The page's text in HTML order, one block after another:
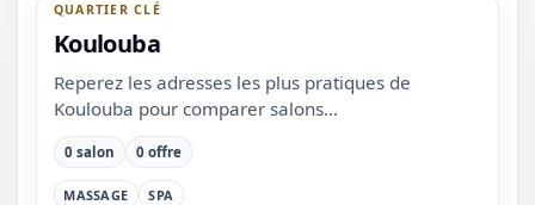
QUARTIER CLÉ
Koulouba
Reperez les adresses les plus pratiques de
Koulouba pour comparer salons...
0 salon 0 offre
MASSAGE SPA